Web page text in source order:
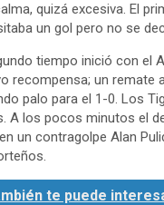
quizá excesiva. El
un gol pero no se
tiempo inició con el
recompensa; un remate
palo para el 1-0. Los
A los pocos minutos el
un contragolpe Alan
te puede